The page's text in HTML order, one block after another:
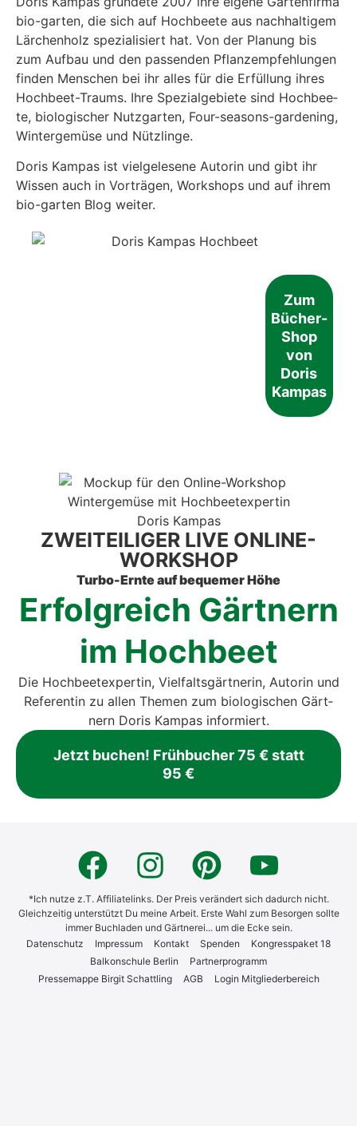
bio-gar­ten, die sich auf Hoch­bee­te aus nach­hal­ti­gem
Lär­chen­holz spe­zia­li­siert hat. Von der Pla­nung bis
zum Auf­bau und den pas­sen­den Pflanz­emp­feh­lun­gen
fin­den Men­schen bei ihr alles für die Erfül­lung ihres
Hoch­beet-Traums. Ihre Spe­zi­al­ge­bie­te sind Hoch­bee­
te, bio­lo­gi­scher Nutz­gar­ten, Four-sea­sons-gar­dening,
Win­ter­ge­mü­se und Nütz­lin­ge.
Doris Kam­pas ist viel­ge­le­se­ne Autorin und gibt ihr
Wis­sen auch in Vor­trä­gen, Work­shops und auf ihrem
bio-gar­ten Blog wei­ter.
Zum
Bücher-
Shop
von
Doris
Kam­pas
ZWEI­TEI­LI­GER LIVE ONLINE-
WORK­SHOP
Tur­bo-Ern­te auf beque­mer Höhe
Erfolg­reich Gärt­nern
im Hoch­beet
Die Hoch­beet­ex­per­tin, Viel­falts­gärt­ne­rin, Autorin und
Refe­ren­tin zu allen The­men zum bio­lo­gi­schen Gärt­
nern Doris Kam­pas infor­miert.
Jetzt buchen! Früh­bu­cher 75 € statt
95 €
*Ich nutze z.T. Affiliatelinks. Der Preis verändert sich dadurch nicht.
Gleichzeitig unterstützt Du meine Arbeit. Erste Wahl zum Besorgen sollte
immer Buchladen und Gärtnerei... um die Ecke sein.
Daten­schutz
Impres­sum Kon­takt Spen­den
Kon­gress­pa­ket 18
Bal­kon­schu­le Ber­lin
Part­ner­pro­gramm
Pres­se­map­pe Bir­git Schatt­ling
AGB Log­in Mit­glie­der­be­reich